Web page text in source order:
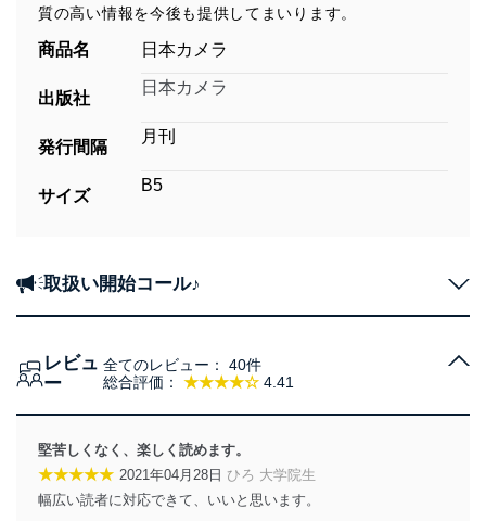
質の高い情報を今後も提供してまいります。
商品名 日本カメラ
出版社
日本カメラ
発行間隔
月刊
サイズ
B5
取扱い開始コール♪
レビュ
ー
総合評価： ★★★★☆ 4.41
全てのレビュー： 40件
堅苦しくなく、楽しく読めます。
★★★★★ 2021年04月28日 ひろ 大学院生
幅広い読者に対応できて、いいと思います。